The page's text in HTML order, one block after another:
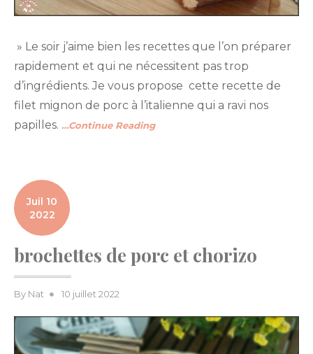
» Le soir j’aime bien les recettes que l’on préparer
rapidement et qui ne nécessitent pas trop
d’ingrédients. Je vous propose cette recette de
filet mignon de porc à l’italienne qui a ravi nos
papilles. …Continue Reading
Juil 10
2022
brochettes de porc et chorizo
By Nat
Posted
10 juillet 2022